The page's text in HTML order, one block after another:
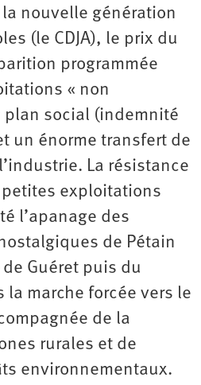
nouvelle génération
(le CDJA), le prix du
programmée
« non
plan social (indemnité
un énorme transfert de
La résistance
exploitations
l’apanage des
de Pétain
Guéret puis du
la marche forcée vers le
de la
rurales et de
environnementaux.